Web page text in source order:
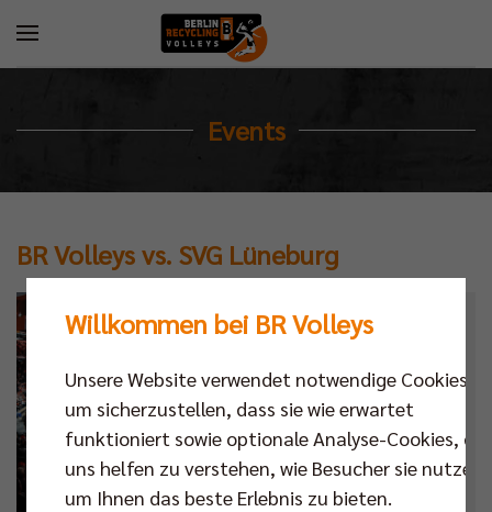
Events
BR Volleys vs. SVG Lüneburg
Kalender
Datum
Ort
Next Match,Bundesliga
Willkommen bei BR Volleys
Unsere Website verwendet notwendige Cookies,
um sicherzustellen, dass sie wie erwartet
funktioniert sowie optionale Analyse-Cookies, die
uns helfen zu verstehen, wie Besucher sie nutzen,
um Ihnen das beste Erlebnis zu bieten.